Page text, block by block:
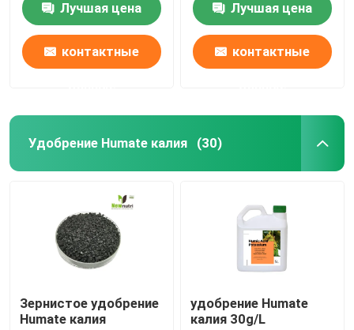
Лучшая цена
контактные
Лучшая цена
контактные
Удобрение Humate калия (30)
Зернистое удобрение
Humate калия
удобрение Humate
калия 30g/L